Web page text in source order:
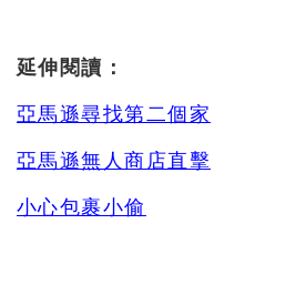
延伸閱讀：
亞馬遜尋找第二個家
亞馬遜無人商店直擊
小心包裹小偷